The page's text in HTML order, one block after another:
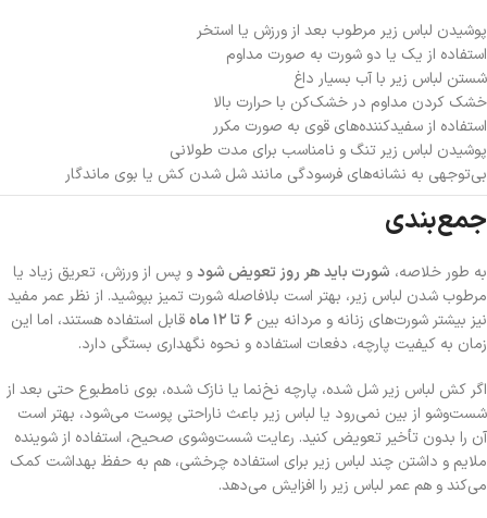
پوشیدن لباس زیر مرطوب بعد از ورزش یا استخر
استفاده از یک یا دو شورت به صورت مداوم
شستن لباس زیر با آب بسیار داغ
خشک کردن مداوم در خشک‌کن با حرارت بالا
استفاده از سفیدکننده‌های قوی به صورت مکرر
پوشیدن لباس زیر تنگ و نامناسب برای مدت طولانی
بی‌توجهی به نشانه‌های فرسودگی مانند شل شدن کش یا بوی ماندگار
جمع‌بندی
به طور خلاصه، شورت باید هر روز تعویض شود و پس از ورزش، تعریق زیاد یا
مرطوب شدن لباس زیر، بهتر است بلافاصله شورت تمیز بپوشید. از نظر عمر مفید
نیز بیشتر شورت‌های زنانه و مردانه بین ۶ تا ۱۲ ماه
قابل استفاده هستند، اما این
زمان به کیفیت پارچه، دفعات استفاده و نحوه نگهداری بستگی دارد.
اگر کش لباس زیر شل شده، پارچه نخ‌نما یا نازک شده، بوی نامطبوع حتی بعد از
شست‌وشو از بین نمی‌رود یا لباس زیر باعث ناراحتی پوست می‌شود، بهتر است
آن را بدون تأخیر تعویض کنید. رعایت شست‌وشوی صحیح، استفاده از شوینده
ملایم و داشتن چند لباس زیر برای استفاده چرخشی، هم به حفظ بهداشت کمک
می‌کند و هم عمر لباس زیر را افزایش می‌دهد.